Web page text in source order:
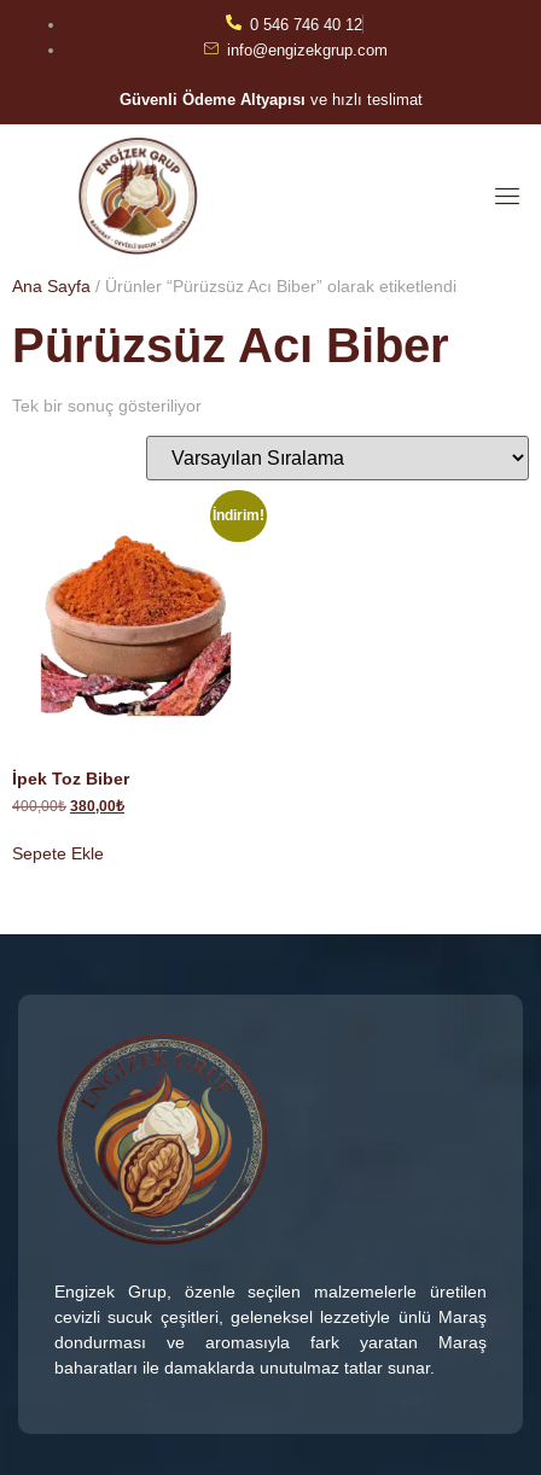
0 546 746 40 12
info@engizekgrup.com
Güvenli Ödeme Altyapısı ve hızlı teslimat
Ana Sayfa / Ürünler “Pürüzsüz Acı Biber” olarak etiketlendi
Pürüzsüz Acı Biber
Tek bir sonuç gösteriliyor
İndirim!
İpek Toz Biber
400,00₺ 380,00₺
Sepete Ekle
Engizek Grup, özenle seçilen malzemelerle üretilen
cevizli sucuk çeşitleri, geleneksel lezzetiyle ünlü Maraş
dondurması ve aromasıyla fark yaratan Maraş
baharatları ile damaklarda unutulmaz tatlar sunar.